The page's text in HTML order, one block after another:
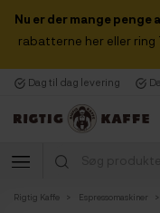
Nu er der mange penge
rabatterne her eller
Dag til dag levering
Rigtig Kaffe Espressomaskiner